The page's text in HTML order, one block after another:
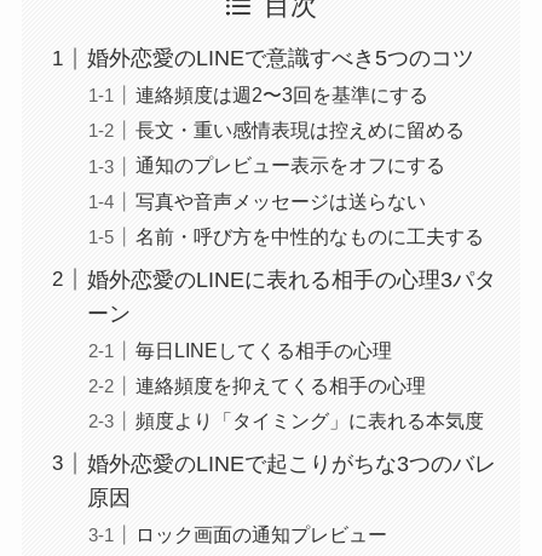
目次
婚外恋愛のLINEで意識すべき5つのコツ
連絡頻度は週2〜3回を基準にする
長文・重い感情表現は控えめに留める
通知のプレビュー表示をオフにする
写真や音声メッセージは送らない
名前・呼び方を中性的なものに工夫する
婚外恋愛のLINEに表れる相手の心理3パタ
ーン
毎日LINEしてくる相手の心理
連絡頻度を抑えてくる相手の心理
頻度より「タイミング」に表れる本気度
婚外恋愛のLINEで起こりがちな3つのバレ
原因
ロック画面の通知プレビュー